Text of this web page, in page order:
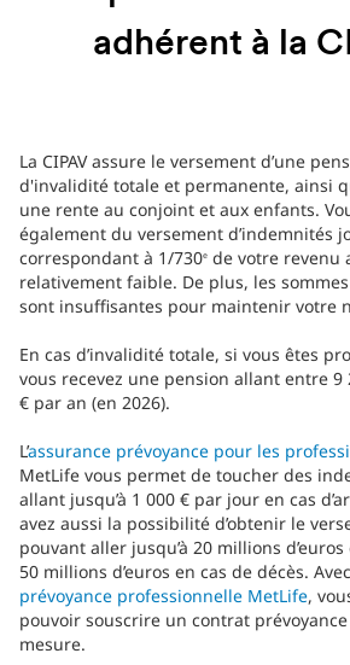
adhérent à la
La CIPAV assure le versement d’une
d'invalidité totale et permanente, ainsi
une rente au conjoint et aux enfants.
également du versement d’indemnités
correspondant à 1/730e de votre revenu
relativement faible. De plus, les sommes
sont insuffisantes pour maintenir votre
En cas d’invalidité totale, si vous êtes
vous recevez une pension allant entre 9
€ par an (en 2026).
L’assurance prévoyance pour les
MetLife vous permet de toucher des
allant jusqu’à 1 000 € par jour en cas
avez aussi la possibilité d’obtenir le
pouvant aller jusqu’à 20 millions
50 millions d’euros en cas de décès.
prévoyance professionnelle MetLife,
pouvoir souscrire un contrat
mesure.